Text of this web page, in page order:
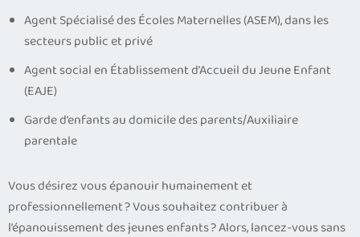
Agent Spécialisé des Écoles Maternelles (ASEM), dans les
secteurs public et privé
Agent social en Établissement d’Accueil du Jeune Enfant
(EAJE)
Garde d’enfants au domicile des parents/Auxiliaire
parentale
Vous désirez vous épanouir humainement et
professionnellement ? Vous souhaitez contribuer à
l’épanouissement des jeunes enfants ? Alors, lancez-vous sans